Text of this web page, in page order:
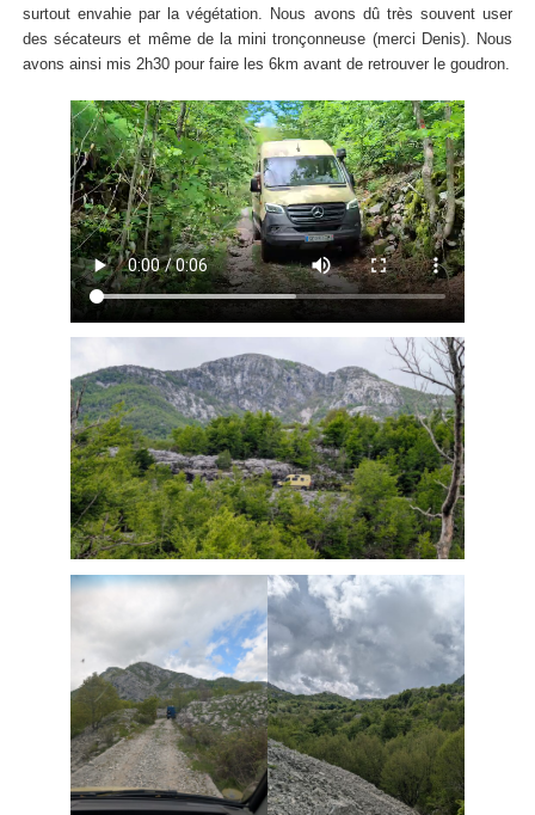
surtout envahie par la végétation. Nous avons dû très souvent user
des sécateurs et même de la mini tronçonneuse (merci Denis). Nous
avons ainsi mis 2h30 pour faire les 6km avant de retrouver le goudron.